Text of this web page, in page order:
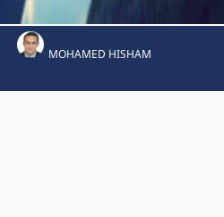
MOHAMED HISHAM